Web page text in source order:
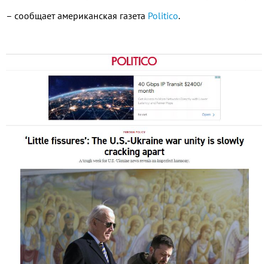
– сообщает американская газета Politico.